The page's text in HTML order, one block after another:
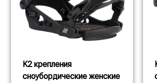
K2 крепления
сноубордические женские